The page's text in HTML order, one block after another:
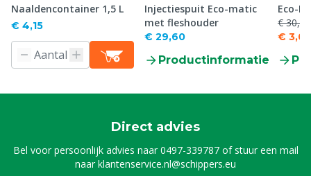
Naaldencontainer 1,5 L
€ 4,15
Injectiespuit Eco-matic
met fleshouder
€ 29,60
Productinformatie
Eco-
€ 30,30
€ 3,03
Direct advies
Bel voor persoonlijk advies naar0497-339787of stuur een mail
naarklantenservice.nl@schippers.eu